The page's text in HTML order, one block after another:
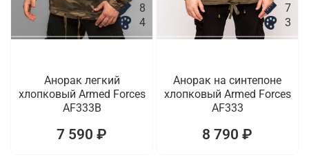
8
4
Анорак легкий
хлопковый Armed Forces
AF333B
7 590 ₽
7
3
Анорак на синтепоне
хлопковый Armed Forces
AF333
8 790 ₽